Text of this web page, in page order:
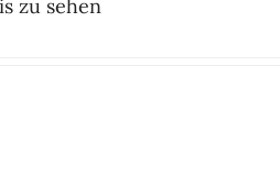
zu sehen